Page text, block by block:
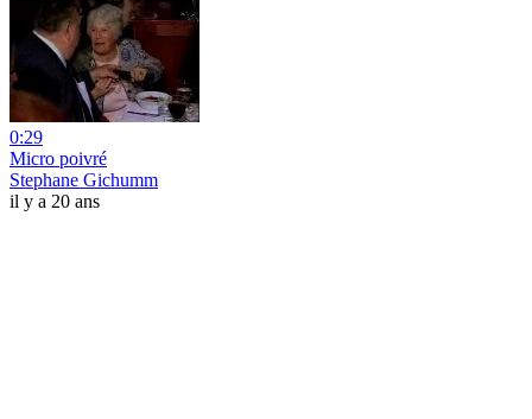
0:29
Micro poivré
Stephane Gichumm
il y a 20 ans